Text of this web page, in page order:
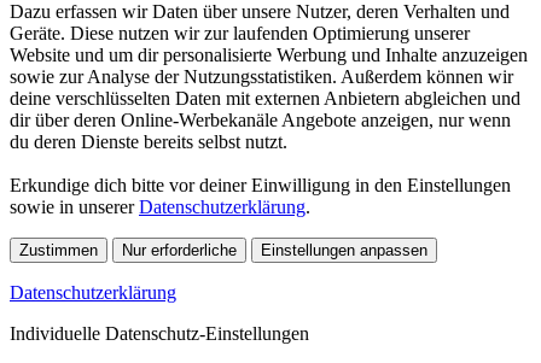
Dazu erfassen wir Daten über unsere Nutzer, deren Verhalten und
Geräte. Diese nutzen wir zur laufenden Optimierung unserer
Website und um dir personalisierte Werbung und Inhalte anzuzeigen
sowie zur Analyse der Nutzungsstatistiken. Außerdem können wir
deine verschlüsselten Daten mit externen Anbietern abgleichen und
dir über deren Online-Werbekanäle Angebote anzeigen, nur wenn
du deren Dienste bereits selbst nutzt.
Erkundige dich bitte vor deiner Einwilligung in den Einstellungen
sowie in unsererDatenschutzerklärung.
Zustimmen Nur erforderliche Einstellungen anpassen
Datenschutzerklärung
Individuelle Datenschutz-Einstellungen